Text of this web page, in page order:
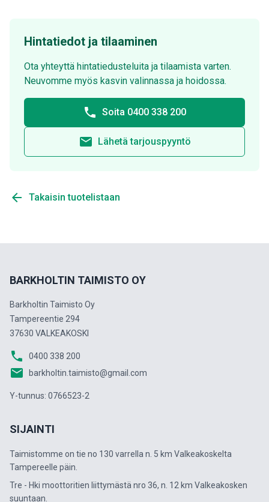
Hintatiedot ja tilaaminen
Ota yhteyttä hintatiedusteluita ja tilaamista varten.
Neuvomme myös kasvin valinnassa ja hoidossa.
phone Soita 0400 338 200
email Lähetä tarjouspyyntö
arrow_back Takaisin tuotelistaan
BARKHOLTIN TAIMISTO OY
Barkholtin Taimisto Oy
Tampereentie 294
37630 VALKEAKOSKI
phone 0400 338 200
email barkholtin.taimisto@gmail.com
Y-tunnus: 0766523-2
SIJAINTI
Taimistomme on tie no 130 varrella n. 5 km Valkeakoskelta
Tampereelle päin.
Tre - Hki moottoritien liittymästä nro 36, n. 12 km Valkeakosken
suuntaan.